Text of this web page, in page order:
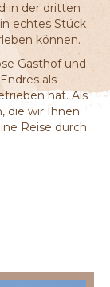
in der dritten
echtes Stück
können.
Gasthof und
als
hat. Als
die wir Ihnen
Reise durch